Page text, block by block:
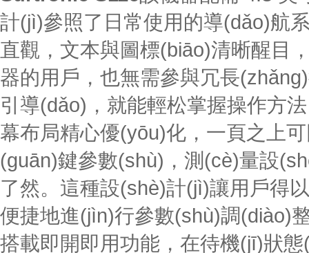
計(jì)參照了日常使用的導(dǎo)航
直觀，文本與圖標(biāo)清晰醒目
器的用戶，也無需參與冗長
引導(dǎo)，就能輕松掌握操作方法
幕布局精心優(yōu)化，一頁之上
(guān)鍵參數(shù)，測(cè)量設
了然。這種設(shè)計(jì)讓用戶得以
便捷地進(jìn)行參數(shù)調(diào)整
搭載即開即用功能，在待機(jī)狀